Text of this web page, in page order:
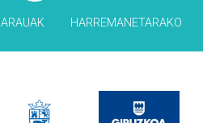
ARAUAK HARREMANETARAKO